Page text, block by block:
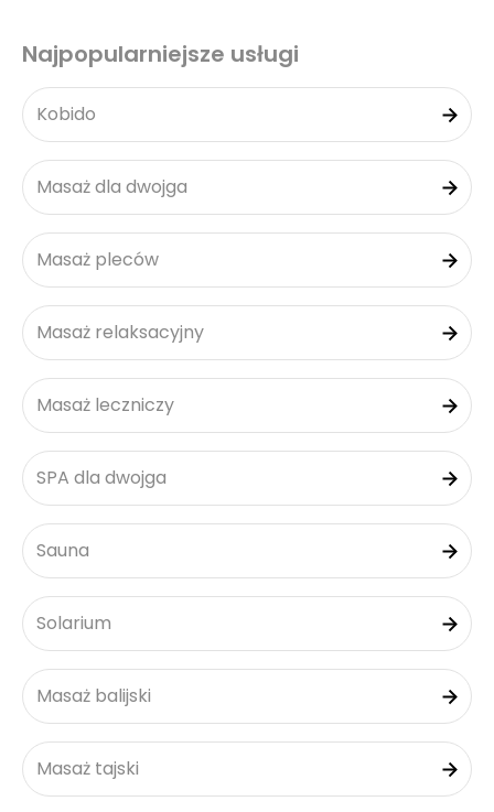
Najpopularniejsze usługi
Kobido
Masaż dla dwojga
Masaż pleców
Masaż relaksacyjny
Masaż leczniczy
SPA dla dwojga
Sauna
Solarium
Masaż balijski
Masaż tajski